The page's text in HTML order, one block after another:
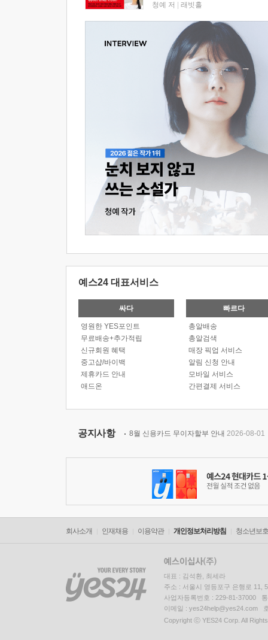
청예 저 래빗홀
예스24 대표서비스
싸다
영원한 YES포인트
무료배송+추가적립
신규회원 혜택
중고샵/바이백
제휴카드 안내
애드온
빠르다
총알배송
총알검색
매장 픽업 서비스
알림 신청 안내
모바일 서비스
간편결제 서비스
공지사항 8월 신용카드 무이자할부 안내 2026-08-01
회사소개 인재채용 이용약관 개인정보처리방침 청소년보
대표 : 김석환, 최세라
주소 : 서울시 영등포구 은행로 11,
사업자등록번호 : 229-81-37000
이메일 : yes24help@yes24.com
Copyright ⓒ YES24 Corp. All